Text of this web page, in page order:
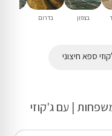
בצפון בדרום
ספא חיצוני
| עם ג'קוזי